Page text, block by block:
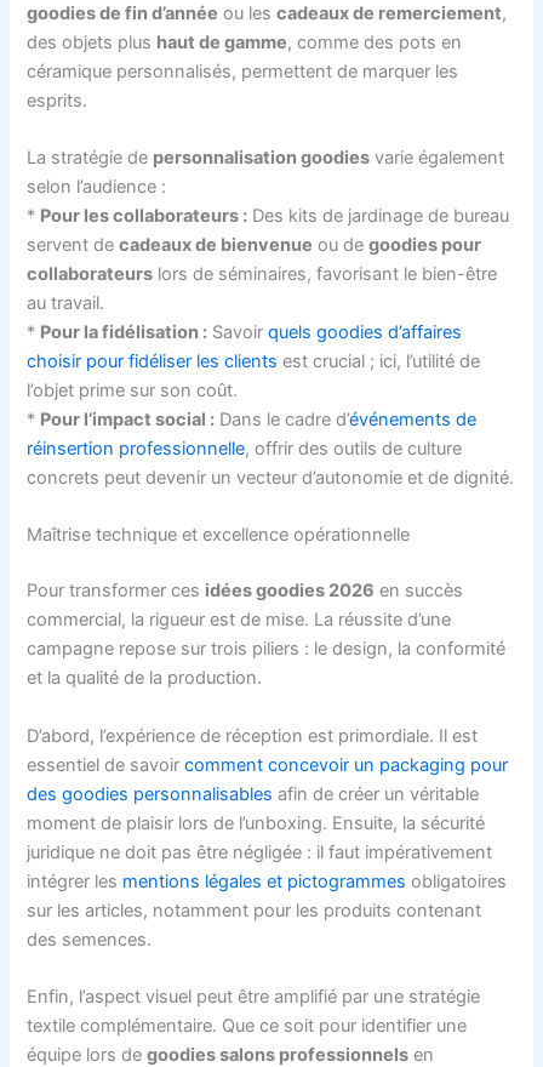
goodies de fin d’année ou lescadeaux de remerciement,
des objets plus haut de gamme, comme des pots en
céramique personnalisés, permettent de marquer les
esprits.
La stratégie de personnalisation goodies varie également
selon l’audience :
* Pour les collaborateurs : Des kits de jardinage de bureau
servent decadeaux de bienvenue ou degoodies pour
collaborateurs lors de séminaires, favorisant le bien-être
au travail.
* Pour la fidélisation : Savoirquels goodies d’affaires
choisir pour fidéliser les clients est crucial ; ici, l’utilité de
l’objet prime sur son coût.
* Pour l’impact social : Dans le cadre d’événements de
réinsertion professionnelle, offrir des outils de culture
concrets peut devenir un vecteur d’autonomie et de dignité.
Maîtrise technique et excellence opérationnelle
Pour transformer ces idées goodies 2026 en succès
commercial, la rigueur est de mise. La réussite d’une
campagne repose sur trois piliers : le design, la conformité
et la qualité de la production.
D’abord, l’expérience de réception est primordiale. Il est
essentiel de savoircomment concevoir un packaging pour
des goodies personnalisables afin de créer un véritable
moment de plaisir lors de l’unboxing. Ensuite, la sécurité
juridique ne doit pas être négligée : il faut impérativement
intégrer les mentions légales et pictogrammes obligatoires
sur les articles, notamment pour les produits contenant
des semences.
Enfin, l’aspect visuel peut être amplifié par une stratégie
textile complémentaire. Que ce soit pour identifier une
équipe lors degoodies salons professionnels en